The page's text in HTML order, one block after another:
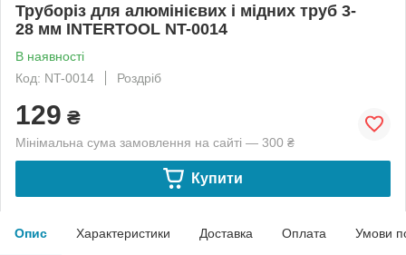
Труборіз для алюмінієвих і мідних труб 3-
28 мм INTERTOOL NT-0014
В наявності
Код: NT-0014
Роздріб
129 ₴
Мінімальна сума замовлення на сайті — 300 ₴
Купити
Опис Характеристики Доставка Оплата Умови